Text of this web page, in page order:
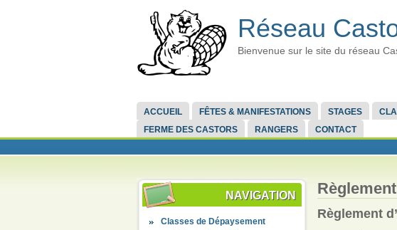
Réseau
Bienvenue sur le site du réseau
ACCUEIL FÊTES & MANIFESTATIONS STAGES
FERME DES CASTORS
RANGERS CONTACT
NAVIGATION
Classes de Dépaysement
Règlement